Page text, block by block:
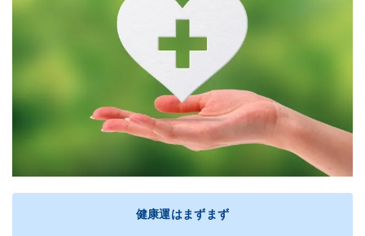
健康運はまずまず